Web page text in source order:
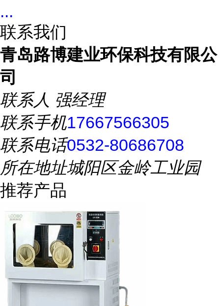
...
联系我们
青岛路博建业环保科技有限公
司
联系人 强经理
联系手机17667566305
联系电话0532-80686708
所在地址城阳区金岭工业园
推荐产品